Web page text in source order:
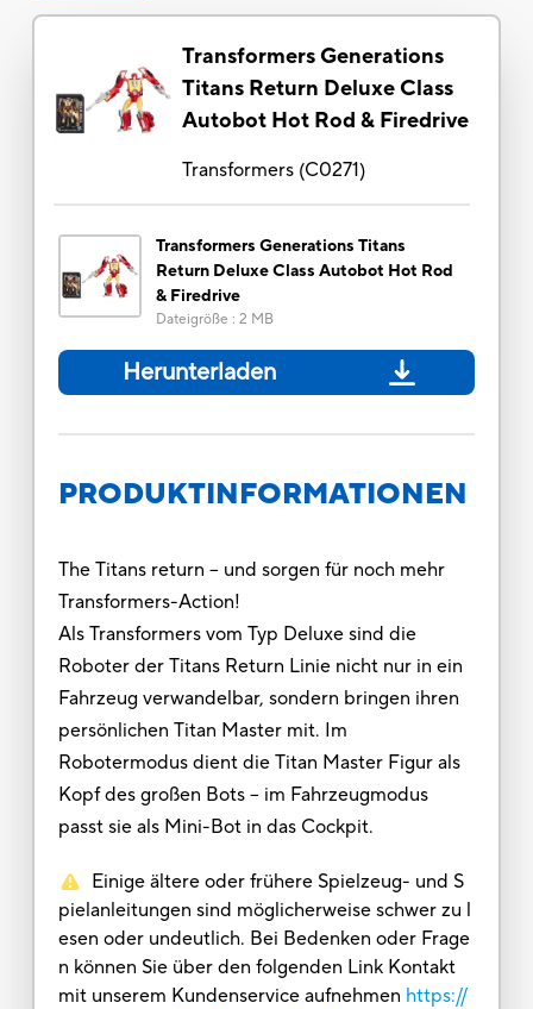
Transformers Generations
Titans Return Deluxe Class
Autobot Hot Rod & Firedrive
Transformers(C0271)
Transformers Generations Titans
Return Deluxe Class Autobot Hot Rod
& Firedrive
Dateigröße : 2 MB
Herunterladen
PRODUKTINFORMATIONEN
The Titans return – und sorgen für noch mehr
Transformers-Action!
Als Transformers vom Typ Deluxe sind die
Roboter der Titans Return Linie nicht nur in ein
Fahrzeug verwandelbar, sondern bringen ihren
persönlichen Titan Master mit. Im
Robotermodus dient die Titan Master Figur als
Kopf des großen Bots – im Fahrzeugmodus
passt sie als Mini-Bot in das Cockpit.
Einige ältere oder frühere Spielzeug- und S
pielanleitungen sind möglicherweise schwer zu l
esen oder undeutlich. Bei Bedenken oder Frage
n können Sie über den folgenden Link Kontakt
mit unserem Kundenservice aufnehmen https://